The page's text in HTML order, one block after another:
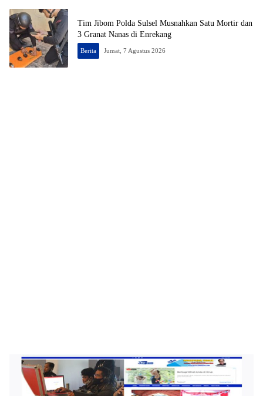
Tim Jibom Polda Sulsel Musnahkan Satu Mortir dan
3 Granat Nanas di Enrekang
Berita Jumat, 7 Agustus 2026